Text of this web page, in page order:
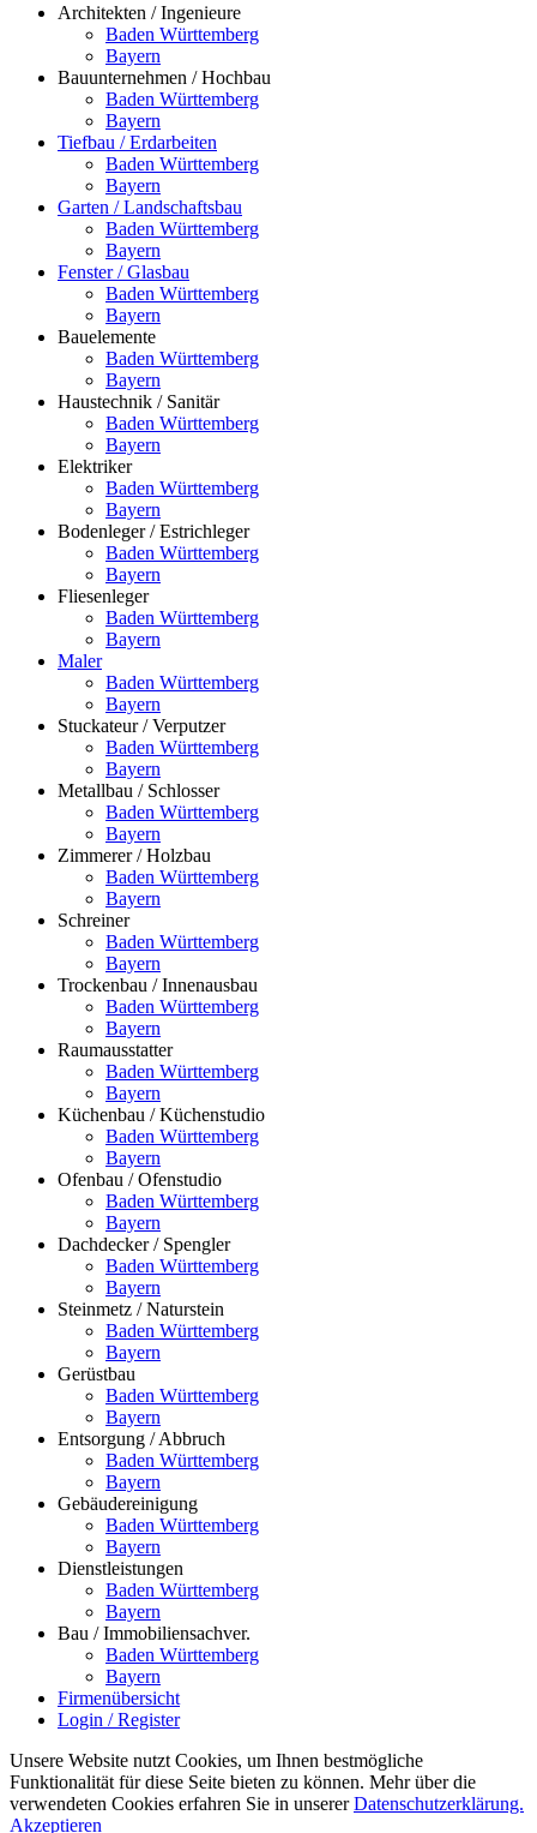
Architekten / Ingenieure
Baden Württemberg
Bayern
Bauunternehmen / Hochbau
Baden Württemberg
Bayern
Tiefbau / Erdarbeiten
Baden Württemberg
Bayern
Garten / Landschaftsbau
Baden Württemberg
Bayern
Fenster / Glasbau
Baden Württemberg
Bayern
Bauelemente
Baden Württemberg
Bayern
Haustechnik / Sanitär
Baden Württemberg
Bayern
Elektriker
Baden Württemberg
Bayern
Bodenleger / Estrichleger
Baden Württemberg
Bayern
Fliesenleger
Baden Württemberg
Bayern
Maler
Baden Württemberg
Bayern
Stuckateur / Verputzer
Baden Württemberg
Bayern
Metallbau / Schlosser
Baden Württemberg
Bayern
Zimmerer / Holzbau
Baden Württemberg
Bayern
Schreiner
Baden Württemberg
Bayern
Trockenbau / Innenausbau
Baden Württemberg
Bayern
Raumausstatter
Baden Württemberg
Bayern
Küchenbau / Küchenstudio
Baden Württemberg
Bayern
Ofenbau / Ofenstudio
Baden Württemberg
Bayern
Dachdecker / Spengler
Baden Württemberg
Bayern
Steinmetz / Naturstein
Baden Württemberg
Bayern
Gerüstbau
Baden Württemberg
Bayern
Entsorgung / Abbruch
Baden Württemberg
Bayern
Gebäudereinigung
Baden Württemberg
Bayern
Dienstleistungen
Baden Württemberg
Bayern
Bau / Immobiliensachver.
Baden Württemberg
Bayern
Firmenübersicht
Login / Register
Unsere Website nutzt Cookies, um Ihnen bestmögliche
Funktionalität für diese Seite bieten zu können. Mehr über die
verwendeten Cookies erfahren Sie in unsererDatenschutzerklärung.
Akzeptieren